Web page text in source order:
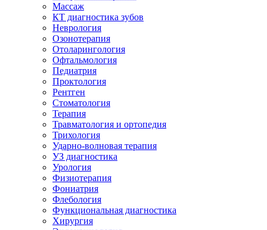
Массаж
КТ диагностика зубов
Неврология
Озонотерапия
Отоларингология
Офтальмология
Педиатрия
Проктология
Рентген
Стоматология
Терапия
Травматология и ортопедия
Трихология
Ударно-волновая терапия
УЗ диагностика
Урология
Физиотерапия
Фониатрия
Флебология
Функциональная диагностика
Хирургия